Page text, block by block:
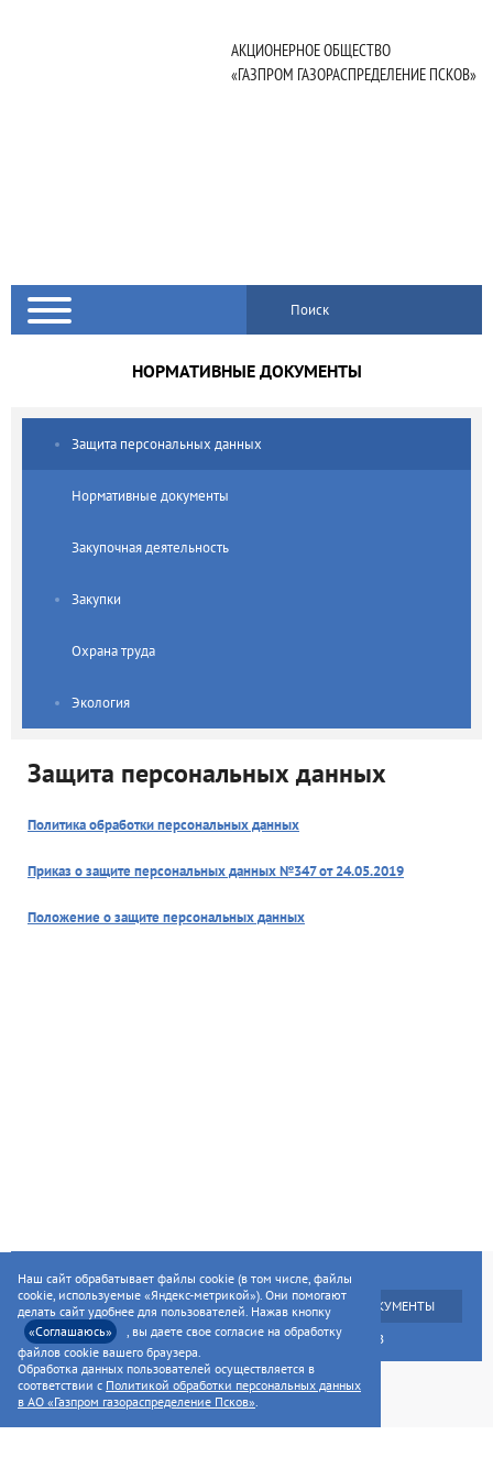
АКЦИОНЕРНОЕ ОБЩЕСТВО
«ГАЗПРОМ ГАЗОРАСПРЕДЕЛЕНИЕ ПСКОВ»
Поиск
Наш сайт обрабатывает файлы cookie (в том числе, файлы
cookie, используемые «Яндекс-метрикой»). Они помогают
делать сайт удобнее для пользователей. Нажав кнопку
«Соглашаюсь»
, вы даете свое согласие на обработку
файлов cookie вашего браузера.
Обработка данных пользователей осуществляется в
соответствии с Политикой обработки персональных данных
в АО «Газпром газораспределение Псков».
НОРМАТИВНЫЕ ДОКУМЕНТЫ
Защита персональных данных
Нормативные документы
Закупочная деятельность
Закупки
Охрана труда
Экология
Защита персональных данных
Политика обработки персональных данных
Приказ о защите персональных данных №347 от 24.05.2019
Положение о защите персональных данных
ГЛАВНАЯ
УСЛУГИ НАСЕЛЕНИЮ
УСЛУГИ ПРЕДПРИЯТИЯМ
НОРМАТИВНЫЕ ДОКУМЕНТЫ
РАСКРЫТИЕ ИНФОРМАЦИИ ДЛЯ АКЦИОНЕРОВ